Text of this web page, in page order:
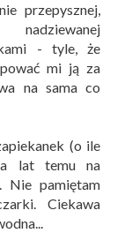
przepysznej,
- tyle, że
mi ją za
na sama co
(o ile
lat temu na
Nie pamiętam
Ciekawa